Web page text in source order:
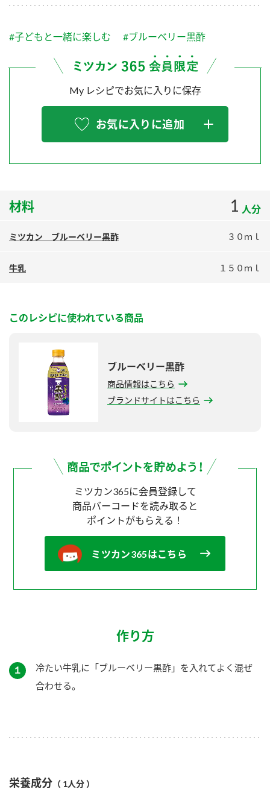
ふりかけ おすしの素
炊き込みご飯の素 米飯用調味液
つゆ
鍋なび
PIN印
スペシャルサイト
お酢を知ろう！
ぽん酢サワー
ZENB initiative
MIM（ミツカンミュージアム）
各部門が大切にしていること
販売終了製品のご案内
よくあるご質問
地図から取り扱い店舗を探す
業務用サイト ミツカングループについて 製造所固有記号一覧
#子どもと一緒に楽しむ #ブルーベリー黒酢
My レシピでお気に入りに保存
お気に入りに追加
材料 1 人分
ミツカン ブルーベリー黒酢 ３０ｍｌ
牛乳 １５０ｍｌ
このレシピに使われている商品
ブルーベリー黒酢
商品情報はこちら
ブランドサイトはこちら
ミツカン365に会員登録して
商品バーコードを読み取ると
ポイントがもらえる！
ミツカン365はこちら
作り方
１
冷たい牛乳に「ブルーベリー黒酢」を入れてよく混ぜ
合わせる。
栄養成分 （ 1人分 ）